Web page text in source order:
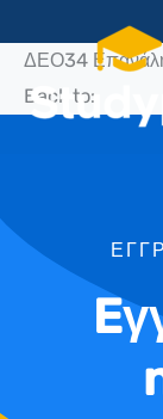
στο
περιεχόμενο
ΔΕΟ34
Back to: